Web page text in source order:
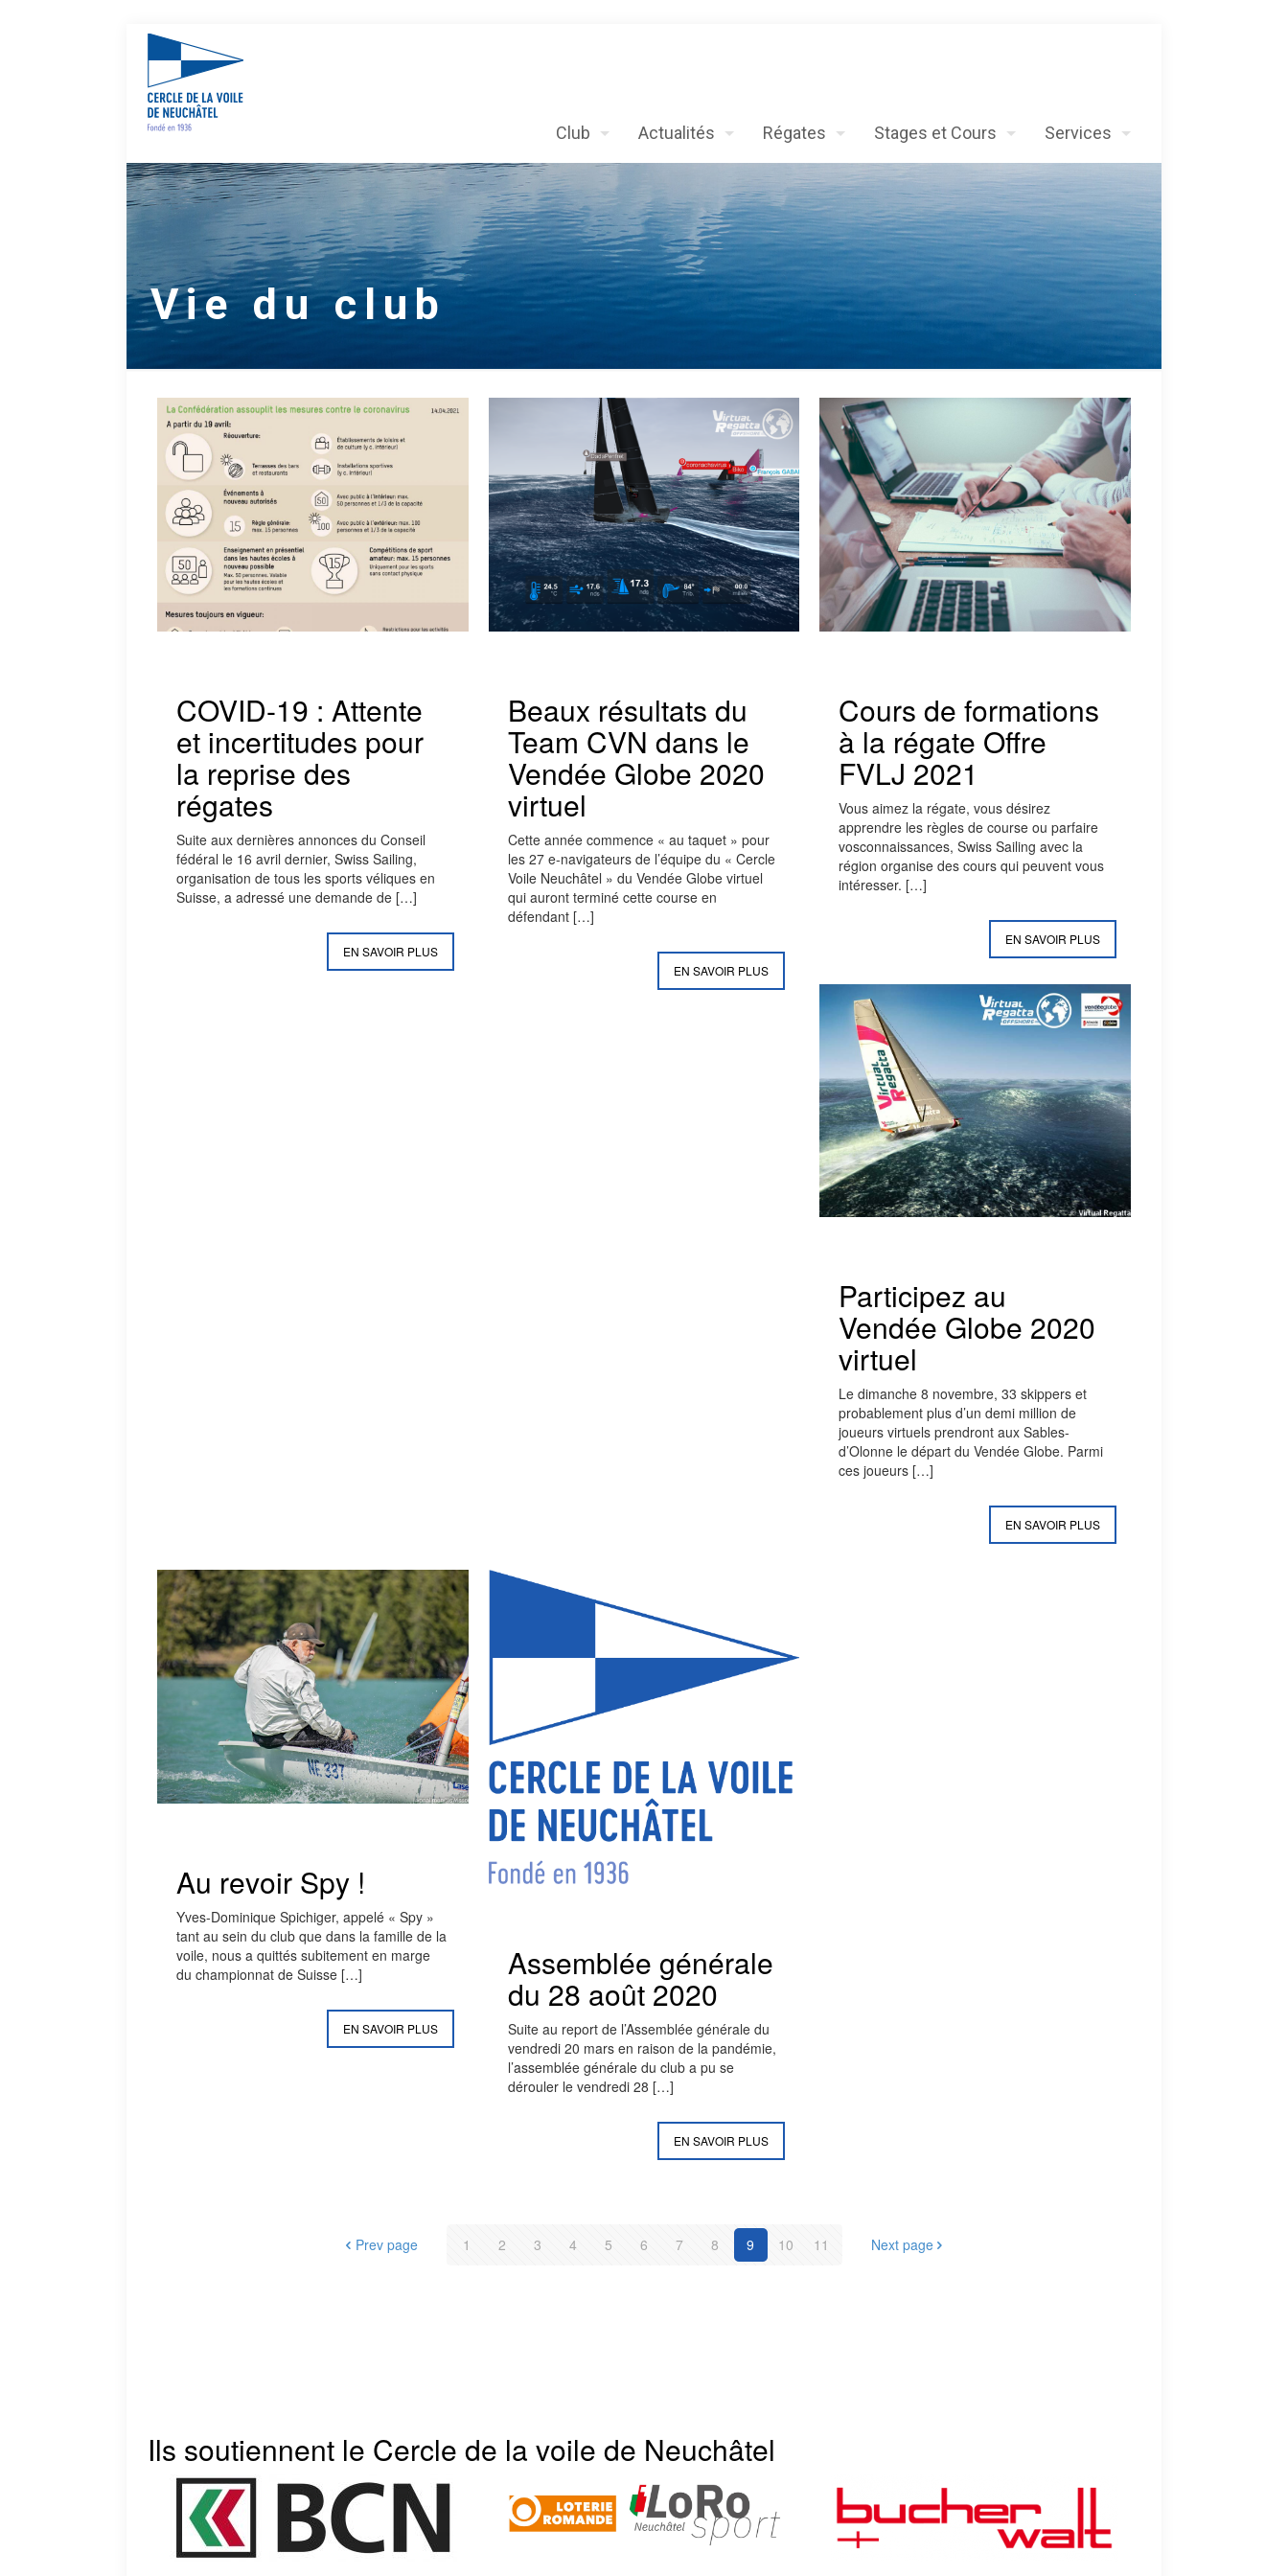
Club Actualités Régates Stages et Cours Services
Vie du club
COVID-19 : Attente
et incertitudes pour
la reprise des
régates
Suite aux dernières annonces du Conseil
fédéral le 16 avril dernier, Swiss Sailing,
organisation de tous les sports véliques en
Suisse, a adressé une demande de […]
EN SAVOIR PLUS
Beaux résultats du
Team CVN dans le
Vendée Globe 2020
virtuel
Cette année commence « au taquet » pour
les 27 e-navigateurs de l’équipe du « Cercle
Voile Neuchâtel » du Vendée Globe virtuel
qui auront terminé cette course en
défendant[…]
EN SAVOIR PLUS
Cours de formations
à la régate Offre
FVLJ 2021
Vous aimez la régate, vous désirez
apprendre les règles de course ou parfaire
vosconnaissances, Swiss Sailing avec la
région organise des cours qui peuvent vous
intéresser. […]
EN SAVOIR PLUS
Participez au
Vendée Globe 2020
virtuel
Le dimanche 8 novembre, 33 skippers et
probablement plus d’un demi million de
joueurs virtuels prendront aux Sables-
d’Olonne le départ du Vendée Globe. Parmi
ces joueurs[…]
EN SAVOIR PLUS
Au revoir Spy !
Yves-Dominique Spichiger, appelé « Spy »
tant au sein du club que dans la famille de la
voile, nous a quittés subitement en marge
du championnat de Suisse […]
EN SAVOIR PLUS
Assemblée générale
du 28 août 2020
Suite au report de l’Assemblée générale du
vendredi 20 mars en raison de la pandémie,
l’assemblée générale du club a pu se
dérouler le vendredi 28 […]
EN SAVOIR PLUS
Prev page 1 2 3 4 5 6 7 8 9 10 11 Next page
Ils soutiennent le Cercle de la voile de Neuchâtel